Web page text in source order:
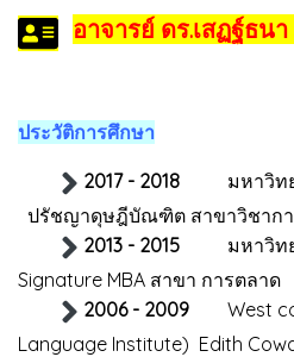
อาจารย์ ดร.เสฏฐ์ธน
ประวัติการศึกษา
2017 - 2018 มหาวิทยา
ปรัชญาดุษฎีบัณฑิต สาขาวิชากา
2013 - 2015 มหาวิทยา
Signature MBA สาขา การตลาด
2006 - 2009 West
Language Institute) Edith